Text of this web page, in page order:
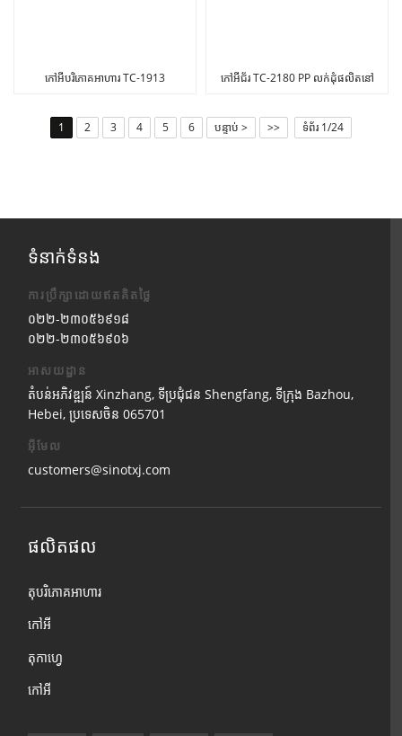
កៅអីបរិភោគអាហារ TC-1913
កៅអីជ័រ TC-2180 PP លក់ដុំផលិតនៅ
1 2 3 4 5 6 បន្ទាប់ > >> ទំព័រ 1/24
ទំនាក់ទំនង
ការប្រឹក្សាដោយឥតគិតថ្លៃ
០២២-២៣០៥៦៩១៨
០២២-២៣០៥៦៩០៦
អាសយដ្ឋាន
តំបន់អភិវឌ្ឍន៍ Xinzhang, ទីប្រជុំជន Shengfang, ទីក្រុង Bazhou,
Hebei, ប្រទេសចិន 065701
អ៊ីមែល
customers@sinotxj.com
ផលិតផល
តុបរិភោគអាហារ
កៅអី
តុកាហ្វេ
កៅអី